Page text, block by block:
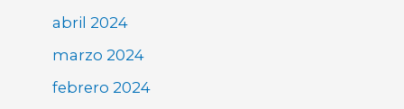
abril 2024
marzo 2024
febrero 2024